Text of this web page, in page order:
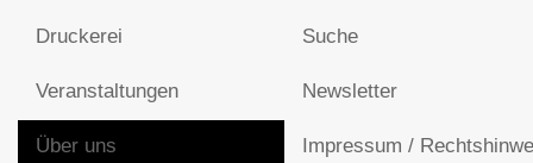
Druckerei
Veranstaltungen
Über uns
Suche
Newsletter
Impressum /